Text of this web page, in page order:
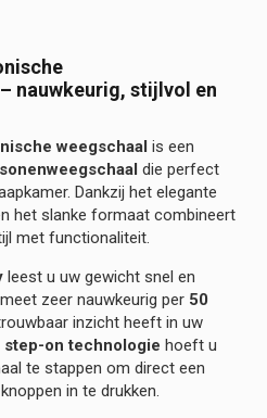
nauwkeurig, stijlvol en
weegschaal is een
die perfect
Dankzij het elegante
het slanke formaat combineert
met functionaliteit.
leest u uw gewicht snel en
zeer nauwkeurig per 50
inzicht heeft in uw
step-on technologie hoeft u
te stappen om direct een
in te drukken.